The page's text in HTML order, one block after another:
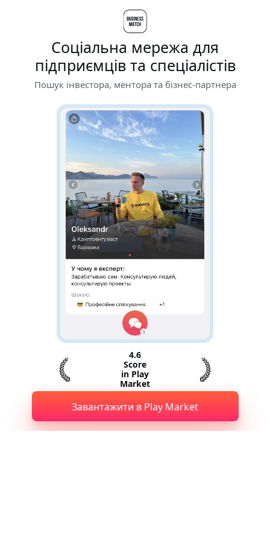
Соціальна мережа для
підприємців та спеціалістів
Пошук інвестора, ментора та бізнес-партнера
4.6
Score
in Play
Market
Завантажити в Play Market